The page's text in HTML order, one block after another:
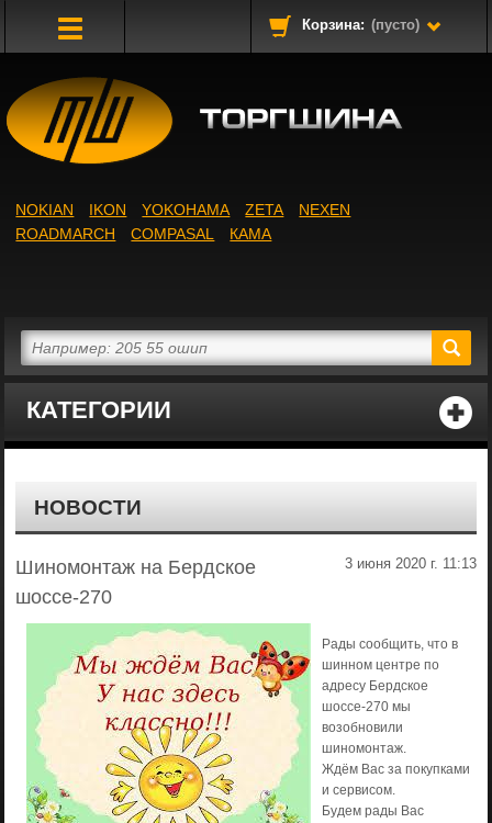
Корзина: (пусто)
КАТЕГОРИИ
NOKIAN IKON YOKOHAMA ZETA
NEXEN
ROADMARCH
COMPASAL КАМА
НОВОСТИ
3 июня 2020 г. 11:13
Шиномонтаж на Бердское
шоссе-270
Рады сообщить, что в
шинном центре по
адресу Бердское
шоссе-270 мы
возобновили
шиномонтаж.
Ждём Вас за покупками
и сервисом.
Будем рады Вас